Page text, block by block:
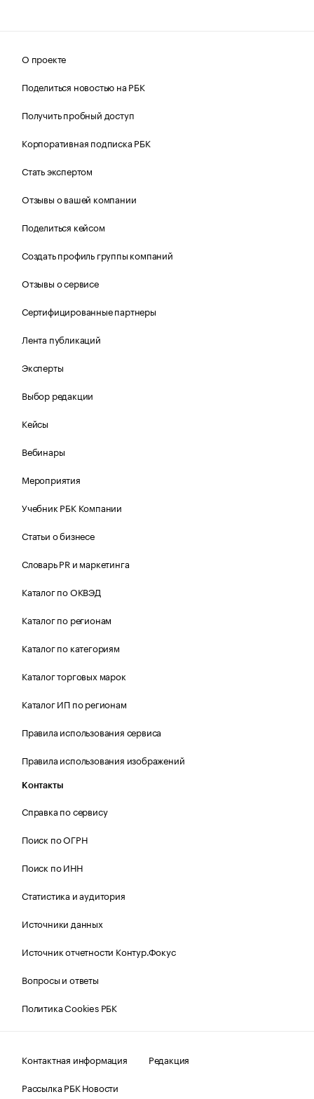
О проекте
Поделиться новостью на РБК
Получить пробный доступ
Корпоративная подписка РБК
Стать экспертом
Отзывы о вашей компании
Поделиться кейсом
Создать профиль группы компаний
Отзывы о сервисе
Сертифицированные партнеры
Лента публикаций
Эксперты
Выбор редакции
Кейсы
Вебинары
Мероприятия
Учебник РБК Компании
Статьи о бизнесе
Словарь PR и маркетинга
Каталог по ОКВЭД
Каталог по регионам
Каталог по категориям
Каталог торговых марок
Каталог ИП по регионам
Правила использования сервиса
Правила использования изображений
Контакты
Справка по сервису
Поиск по ОГРН
Поиск по ИНН
Статистика и аудитория
Источники данных
Источник отчетности Контур.Фокус
Вопросы и ответы
Политика Cookies РБК
Контактная информация
Редакция
Рассылка РБК Новости